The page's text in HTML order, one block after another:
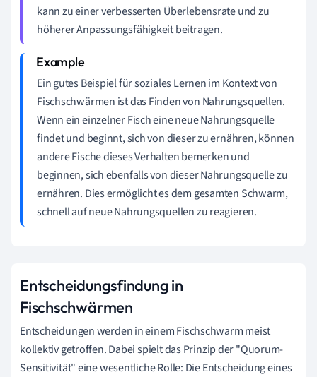
kann zu einer verbesserten Überlebensrate und zu
höherer Anpassungsfähigkeit beitragen.
Ein gutes Beispiel für soziales Lernen im Kontext von
Fischschwärmen ist das Finden von Nahrungsquellen.
Wenn ein einzelner Fisch eine neue Nahrungsquelle
findet und beginnt, sich von dieser zu ernähren, können
andere Fische dieses Verhalten bemerken und
beginnen, sich ebenfalls von dieser Nahrungsquelle zu
ernähren. Dies ermöglicht es dem gesamten Schwarm,
schnell auf neue Nahrungsquellen zu reagieren.
Entscheidungsfindung in
Fischschwärmen
Entscheidungen werden in einem Fischschwarm meist
kollektiv getroffen. Dabei spielt das Prinzip der "Quorum-
Sensitivität" eine wesentliche Rolle: Die Entscheidung eines